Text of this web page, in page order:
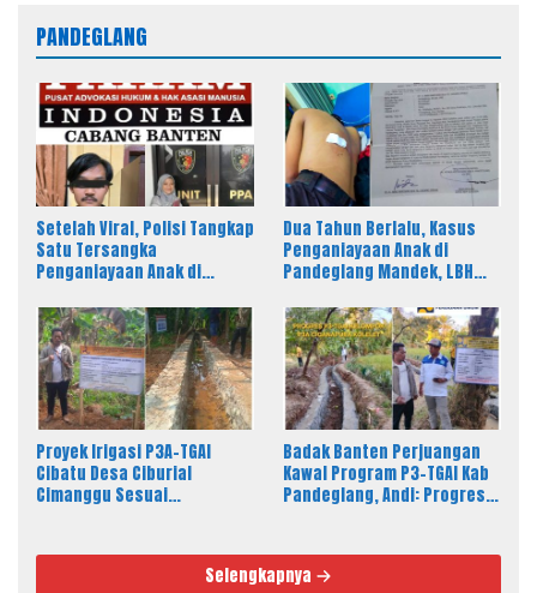
PANDEGLANG
Setelah Viral, Polisi Tangkap
Satu Tersangka
Penganiayaan Anak di
Banten Desak 4 Tersangka
Lain Segera Diproses
Dua Tahun Berlalu, Kasus
Penganiayaan Anak di
Pandeglang Mandek, LBH
Pelaku
Proyek Irigasi P3A-TGAI
Cibatu Desa Ciburial
Cimanggu Sesuai
Badak Banten Perjuangan
Kawal Program P3-TGAI Kab
Pandeglang, Andi: Progres
Selengkapnya